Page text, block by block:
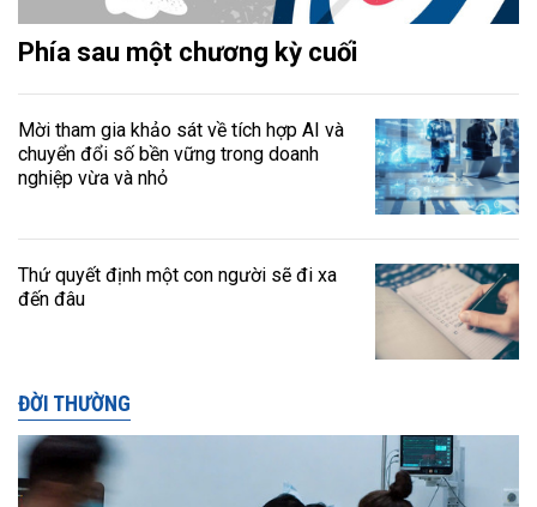
Phía sau một chương kỳ cuối
Mời tham gia khảo sát về tích hợp AI và
chuyển đổi số bền vững trong doanh
nghiệp vừa và nhỏ
Thứ quyết định một con người sẽ đi xa
đến đâu
ĐỜI THƯỜNG